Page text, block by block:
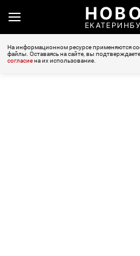
На информационном ресурсе применяются
файлы. Оставаясь на сайте, вы
согласиена их использование.